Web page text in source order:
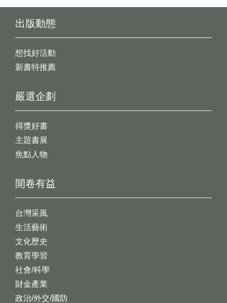
出版動態
想找好活動
新書特推薦
開卷有益
台灣采風
生活藝術
文化歷史
教育學習
社會/科學
財金產業
政治/外交/國防
嚴選企劃
得獎好書
主題書展
焦點人物